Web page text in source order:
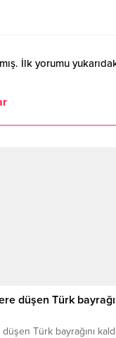
İlk yorumu
düşen Türk
Türk bayrağını